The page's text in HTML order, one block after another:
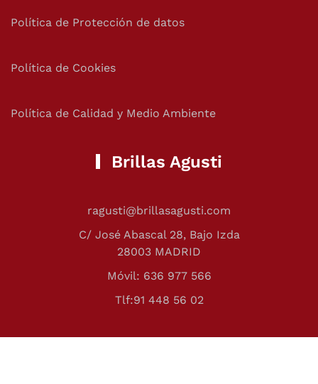
Política de Protección de datos
Política de Cookies
Política de Calidad y Medio Ambiente
Brillas Agusti
ragusti@brillasagusti.com
C/ José Abascal 28, Bajo Izda
28003 MADRID
Móvil: 636 977 566
Tlf:91 448 56 02